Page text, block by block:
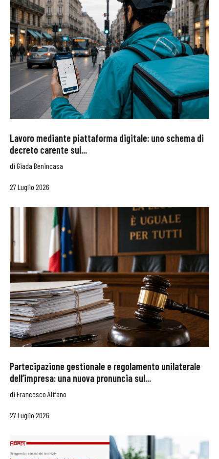
Lavoro mediante piattaforma digitale: uno schema di
decreto carente sul...
di Giada Benincasa
27 Luglio 2026
Partecipazione gestionale e regolamento unilaterale
dell’impresa: una nuova pronuncia sul...
di Francesco Alifano
27 Luglio 2026